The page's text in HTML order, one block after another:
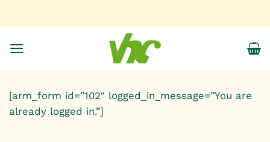
[arm_form id=”102″ logged_in_message=”You are
already logged in.”]